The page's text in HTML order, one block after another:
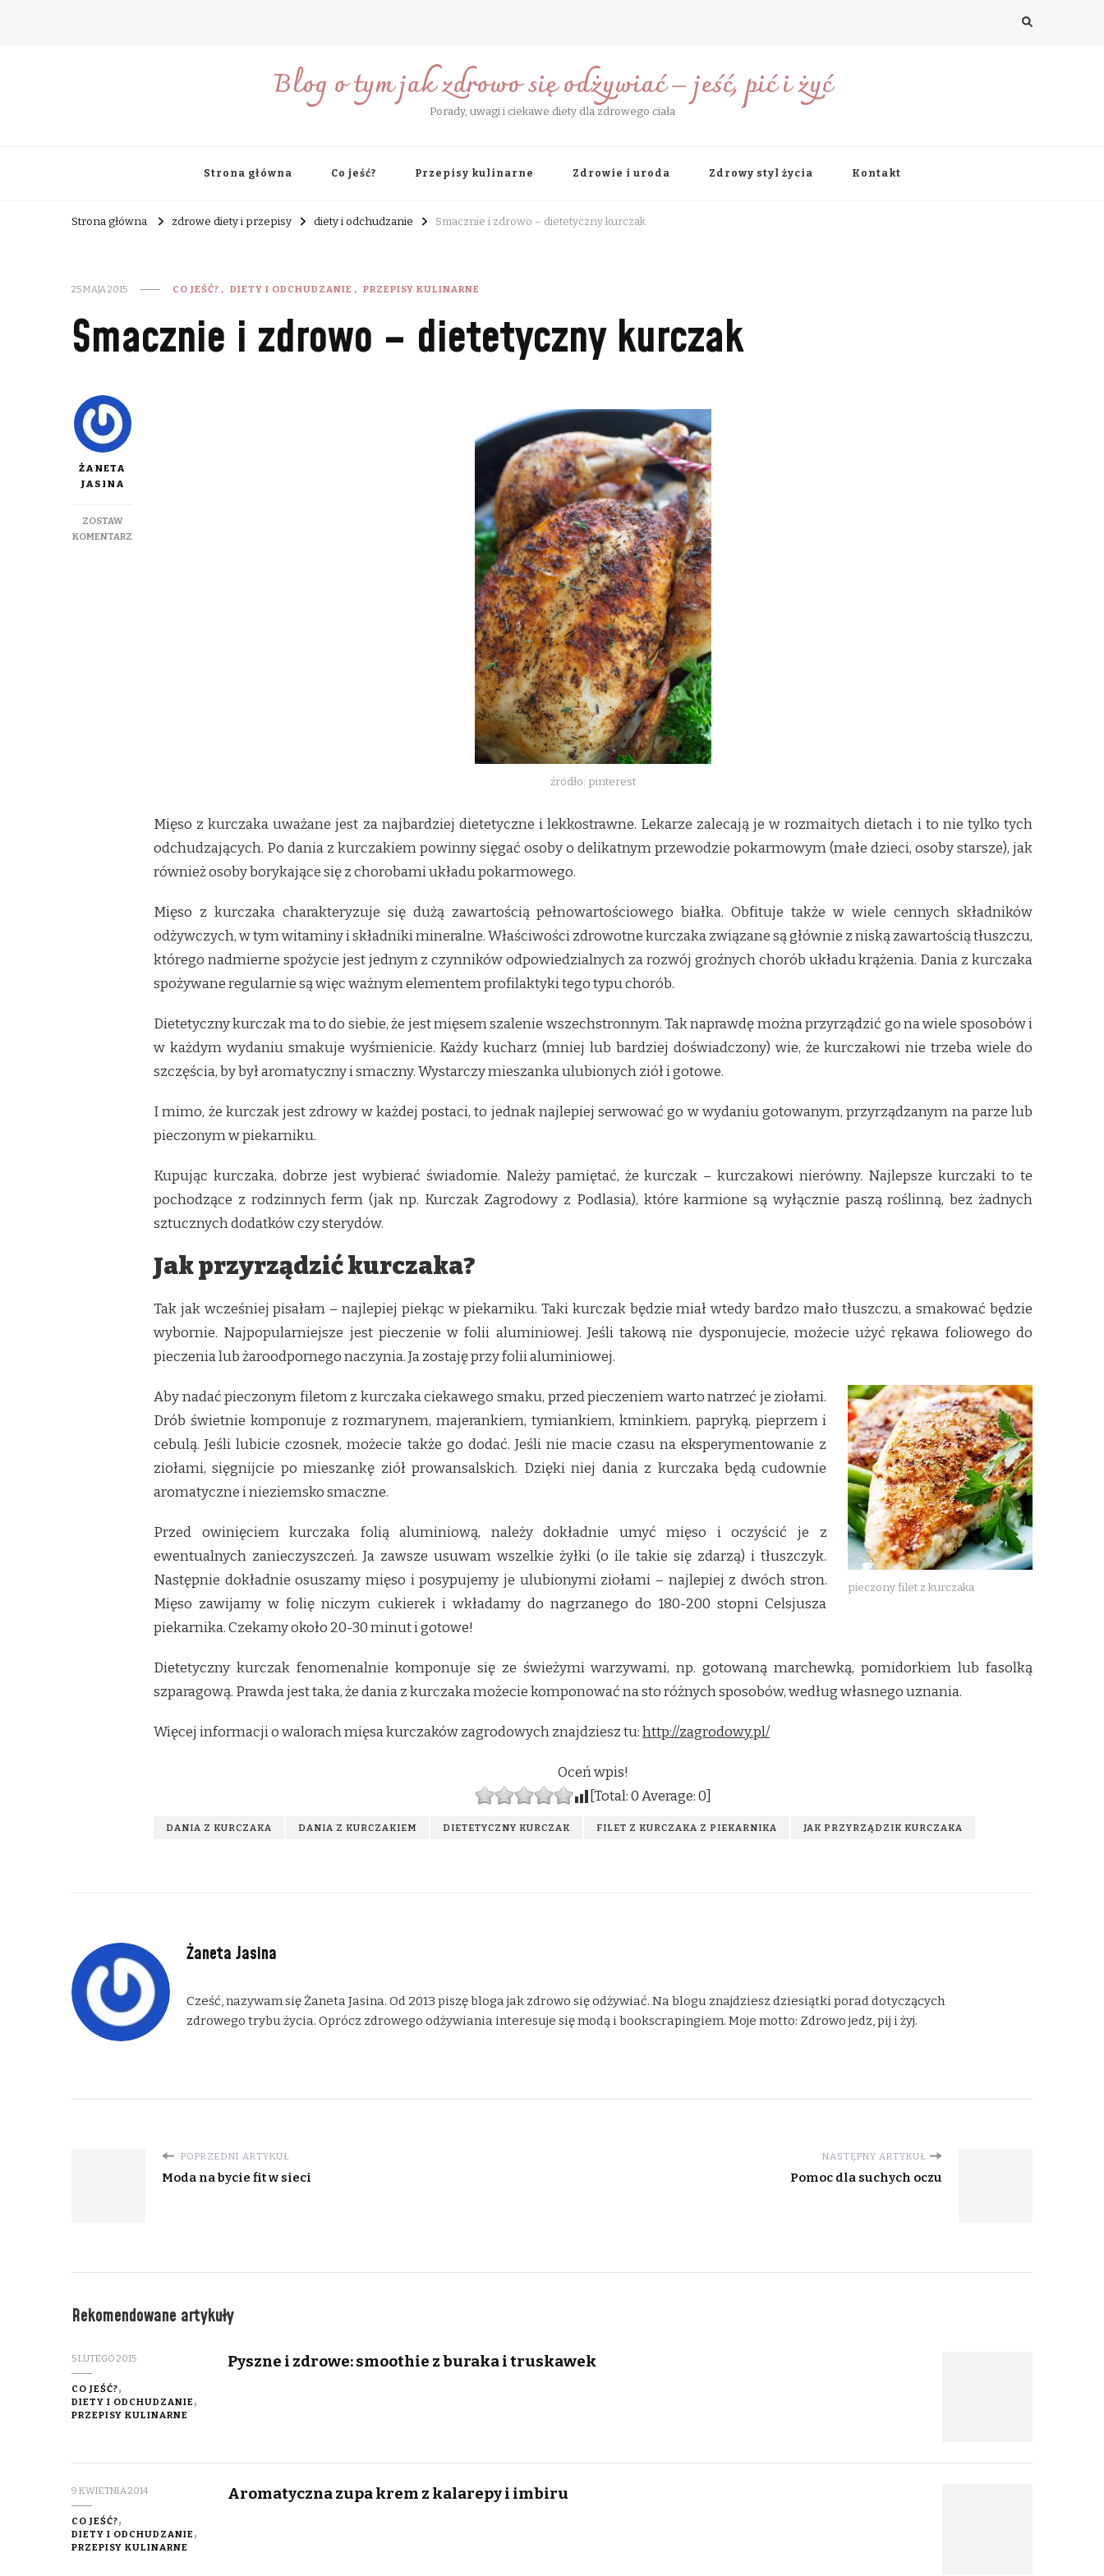
Blog o tym jak zdrowo się odżywiać – jeść, pić i żyć
Porady, uwagi i ciekawe diety dla zdrowego ciała
Strona główna Co jeść? Przepisy kulinarne Zdrowie i uroda Zdrowy styl życia Kontakt
Strona główna zdrowe diety i przepisy diety i odchudzanie Smacznie i zdrowo – dietetyczny kurczak
25 MAJA 2015 CO JEŚĆ? DIETY I ODCHUDZANIE PRZEPISY KULINARNE
Smacznie i zdrowo – dietetyczny kurczak
ŻANETA
JASINA
ZOSTAW
KOMENTARZ
źródło: pinterest
Mięso z kurczaka uważane jest za najbardziej dietetyczne i lekkostrawne. Lekarze zalecają je w rozmaitych dietach i to nie tylko tych
odchudzających. Po dania z kurczakiem powinny sięgać osoby o delikatnym przewodzie pokarmowym (małe dzieci, osoby starsze), jak
również osoby borykające się z chorobami układu pokarmowego.
Mięso z kurczaka charakteryzuje się dużą zawartością pełnowartościowego białka. Obfituje także w wiele cennych składników
odżywczych, w tym witaminy i składniki mineralne. Właściwości zdrowotne kurczaka związane są głównie z niską zawartością tłuszczu,
którego nadmierne spożycie jest jednym z czynników odpowiedzialnych za rozwój groźnych chorób układu krążenia. Dania z kurczaka
spożywane regularnie są więc ważnym elementem profilaktyki tego typu chorób.
Dietetyczny kurczak ma to do siebie, że jest mięsem szalenie wszechstronnym. Tak naprawdę można przyrządzić go na wiele sposobów i
w każdym wydaniu smakuje wyśmienicie. Każdy kucharz (mniej lub bardziej doświadczony) wie, że kurczakowi nie trzeba wiele do
szczęścia, by był aromatyczny i smaczny. Wystarczy mieszanka ulubionych ziół i gotowe.
I mimo, że kurczak jest zdrowy w każdej postaci, to jednak najlepiej serwować go w wydaniu gotowanym, przyrządzanym na parze lub
pieczonym w piekarniku.
Kupując kurczaka, dobrze jest wybierać świadomie. Należy pamiętać, że kurczak – kurczakowi nierówny. Najlepsze kurczaki to te
pochodzące z rodzinnych ferm (jak np. Kurczak Zagrodowy z Podlasia), które karmione są wyłącznie paszą roślinną, bez żadnych
sztucznych dodatków czy sterydów.
Jak przyrządzić kurczaka?
Tak jak wcześniej pisałam – najlepiej piekąc w piekarniku. Taki kurczak będzie miał wtedy bardzo mało tłuszczu, a smakować będzie
wybornie. Najpopularniejsze jest pieczenie w folii aluminiowej. Jeśli takową nie dysponujecie, możecie użyć rękawa foliowego do
pieczenia lub żaroodpornego naczynia. Ja zostaję przy folii aluminiowej.
pieczony filet z kurczaka
Aby nadać pieczonym filetom z kurczaka ciekawego smaku, przed pieczeniem warto natrzeć je ziołami.
Drób świetnie komponuje z rozmarynem, majerankiem, tymiankiem, kminkiem, papryką, pieprzem i
cebulą. Jeśli lubicie czosnek, możecie także go dodać. Jeśli nie macie czasu na eksperymentowanie z
ziołami, sięgnijcie po mieszankę ziół prowansalskich. Dzięki niej dania z kurczaka będą cudownie
aromatyczne i nieziemsko smaczne.
Przed owinięciem kurczaka folią aluminiową, należy dokładnie umyć mięso i oczyścić je z
ewentualnych zanieczyszczeń. Ja zawsze usuwam wszelkie żyłki (o ile takie się zdarzą) i tłuszczyk.
Następnie dokładnie osuszamy mięso i posypujemy je ulubionymi ziołami – najlepiej z dwóch stron.
Mięso zawijamy w folię niczym cukierek i wkładamy do nagrzanego do 180-200 stopni Celsjusza
piekarnika. Czekamy około 20-30 minut i gotowe!
Dietetyczny kurczak fenomenalnie komponuje się ze świeżymi warzywami, np. gotowaną marchewką, pomidorkiem lub fasolką
szparagową. Prawda jest taka, że dania z kurczaka możecie komponować na sto różnych sposobów, według własnego uznania.
Więcej informacji o walorach mięsa kurczaków zagrodowych znajdziesz tu:http://zagrodowy.pl/
Oceń wpis!
[Total:0Average:0
DANIA Z KURCZAKA DANIA Z KURCZAKIEM DIETETYCZNY KURCZAK FILET Z KURCZAKA Z PIEKARNIKA JAK PRZYRZĄDZIK KURCZAKA
Żaneta Jasina
Cześć, nazywam się Żaneta Jasina. Od 2013 piszę bloga jak zdrowo się odżywiać. Na blogu znajdziesz dziesiątki porad dotyczących
zdrowego trybu życia. Oprócz zdrowego odżywiania interesuje się modą i bookscrapingiem. Moje motto: Zdrowo jedz, pij i żyj.
POPRZEDNI ARTYKUŁ
Moda na bycie fit w sieci
NASTĘPNY ARTYKUŁ
Pomoc dla suchych oczu
Rekomendowane artykuły
5 LUTEGO 2015
CO JEŚĆ?
DIETY I ODCHUDZANIE
PRZEPISY KULINARNE
Pyszne i zdrowe: smoothie z buraka i truskawek
9 KWIETNIA 2014
CO JEŚĆ?
DIETY I ODCHUDZANIE
PRZEPISY KULINARNE
Aromatyczna zupa krem z kalarepy i imbiru